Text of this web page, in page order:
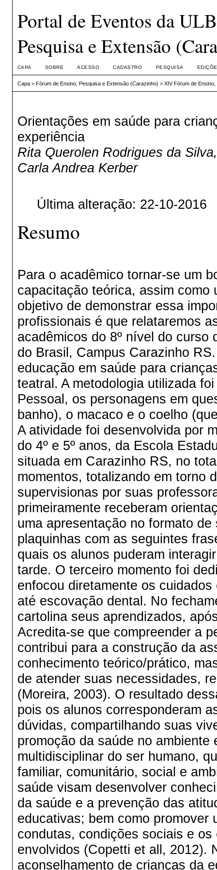
Portal de Eventos da
Pesquisa e Extensão
CAPA SOBRE ACESSO CADASTRO PESQUISA
Capa> Fórum de Ensino, Pesquisa e Extensão (Carazinho) > XIV Fórum de
Orientações em saúde para
experiência
Rita Querolen Rodrigues da
Carla Andrea Kerber
Última alteração: 22-10-2016
Resumo
Para o acadêmico tornar-se um
capacitação teórica, assim
objetivo de demonstrar essa
profissionais é que relataremos
acadêmicos do 8º nível do curso
do Brasil, Campus Carazinho
educação em saúde para
teatral. A metodologia utilizada
Pessoal, os personagens em
banho), o macaco e o coelho
A atividade foi desenvolvida por
do 4º e 5º anos, da Escola
situada em Carazinho RS, no
momentos, totalizando em torno
supervisionas por suas
primeiramente receberam
uma apresentação no formato
plaquinhas com as seguintes
quais os alunos puderam
tarde. O terceiro momento foi
enfocou diretamente os
até escovação dental. No
cartolina seus aprendizados,
Acredita-se que compreender a
contribui para a construção da
conhecimento teórico/prático,
de atender suas necessidades,
(Moreira, 2003). O resultado
pois os alunos corresponderam
dúvidas, compartilhando suas
promoção da saúde no
multidisciplinar do ser humano,
familiar, comunitário, social e
saúde visam desenvolver
da saúde e a prevenção das
educativas; bem como promover
condutas, condições sociais e
envolvidos (Copetti et all, 2012).
aconselhamento de crianças da